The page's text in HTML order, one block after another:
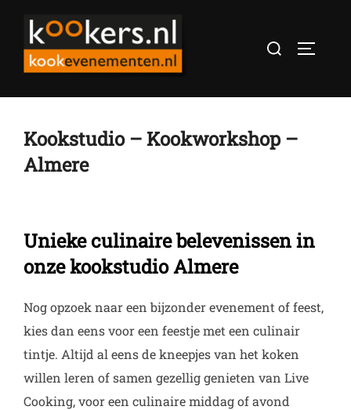
inhoud
Zoek
Kookstudio – Kookworkshop –
Almere
Unieke culinaire belevenissen in
onze kookstudio Almere
Nog opzoek naar een bijzonder evenement of feest,
kies dan eens voor een feestje met een culinair
tintje. Altijd al eens de kneepjes van het koken
willen leren of samen gezellig genieten van Live
Cooking, voor een culinaire middag of avond